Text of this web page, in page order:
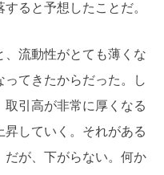
ると予想したことだ。
、流動性がとても薄くな
てきたからだった。し
引高が非常に厚くなる
昇していく。それがある
だが、下がらない。何か